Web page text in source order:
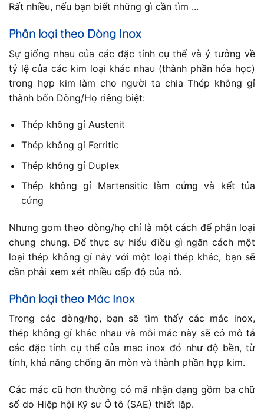
Rất nhiều, nếu bạn biết những gì cần tìm ...
Phân loại theo Dòng Inox
Sự giống nhau của các đặc tính cụ thể và ý tưởng về
tỷ lệ của các kim loại khác nhau (thành phần hóa học)
trong hợp kim làm cho người ta chia Thép không gỉ
thành bốn Dòng/Họ riêng biệt:
Thép không gỉ Austenit
Thép không gỉ Ferritic
Thép không gỉ Duplex
Thép không gỉ Martensitic làm cứng và kết tủa
cứng
Nhưng gom theo dòng/họ chỉ là một cách để phân loại
chung chung. Để thực sự hiểu điều gì ngăn cách một
loại thép không gỉ này với một loại thép khác, bạn sẽ
cần phải xem xét nhiều cấp độ của nó.
Phân loại theo Mác Inox
Trong các dòng/họ, bạn sẽ tìm thấy các mác inox,
thép không gỉ khác nhau và mỗi mác này sẽ có mô tả
các đặc tính cụ thể của mac inox đó như độ bền, từ
tính, khả năng chống ăn mòn và thành phần hợp kim.
Các mác cũ hơn thường có mã nhận dạng gồm ba chữ
số do Hiệp hội Kỹ sư Ô tô (SAE) thiết lập.